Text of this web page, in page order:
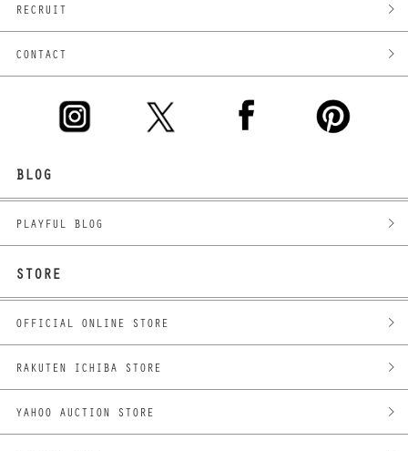
RECRUIT
CONTACT
BLOG
PLAYFUL BLOG
STORE
OFFICIAL ONLINE STORE
RAKUTEN ICHIBA STORE
YAHOO AUCTION STORE